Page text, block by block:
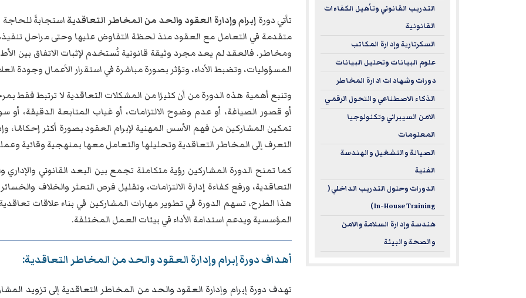
تأتي دورة إبرام وإدارة العقود والحد من المخاطر التعاقديةاستجابةً للحاجة
متقدمة في التعامل مع العقود منذ لحظة التفاوض عليها وحتى مراحل
ومخاطر. فالعقد لم يعد مجرد وثيقة قانونية تُستخدم لإثبات الاتفاق بين
المسؤوليات، وتضبط الأداء، وتؤثر بصورة مباشرة في استقرار الأعمال وجودة
وتنبع أهمية هذه الدورة من أن كثيرًا من المشكلات التعاقدية لا ترتبط فقط
أو قصور الصياغة، أو عدم وضوح الالتزامات، أو غياب المتابعة الدقيقة، أو
تمكين المشاركين من فهم الأسس المهنية لإبرام العقود بصورة أكثر إحكامًا،
التعرف إلى المخاطر التعاقدية وتحليلها والتعامل معها بمنهجية وقائية
كما تمنح الدورة المشاركين رؤية متكاملة تجمع بين البعد القانوني
التعاقدية، ورفع كفاءة إدارة الالتزامات، وتقليل فرص التعثر والخلاف
هذا الطرح، تسهم الدورة في تطوير مهارات المشاركين في بناء علاقات
المؤسسية ويدعم استدامة الأداء في بيئات العمل المختلفة.
أهداف دورة إبرام وإدارة العقود والحد من المخاطر التعاقدية:
تهدف دورة إبرام وإدارة العقود والحد من المخاطر التعاقدية إلى تزويد
التدريب القانوني وتأهيل الكفاءات
القانونية
السكرتارية وإدارة المكاتب
علوم البيانات وتحليل البيانات
دورات وشهادات ادارة المخاطر
الذكاء الاصطناعي والتحول الرقمي
الامن السيبراني وتكنولوجيا
المعلومات
الصيانة والتشغيل والهندسة
الفنية
الدورات وحلول التدريب الداخلي (
In-House Training )
هندسة وإدارة السلامة والامن
والصحة والبيئة